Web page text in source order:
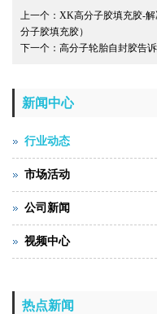
上一个： XK高分子胶填充胶-
分子胶填充胶）
下一个： 高分子轮胎自封胶告
新闻中心
行业动态
市场活动
公司新闻
视频中心
热点新闻